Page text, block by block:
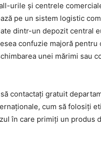
urile și centrele
pe un sistem logistic
dintr-un depozit central
confuzie majoră
unei mărimi sau
contactați gratuit
cum să folosiți
în care primiți un produs